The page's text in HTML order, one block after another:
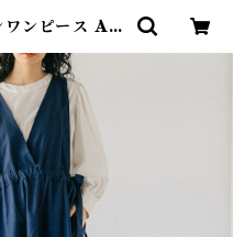
ワンピース AL